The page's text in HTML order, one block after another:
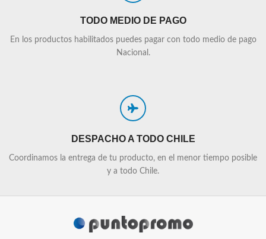
TODO MEDIO DE PAGO
En los productos habilitados puedes pagar con todo medio de pago
Nacional.
DESPACHO A TODO CHILE
Coordinamos la entrega de tu producto, en el menor tiempo posible
y a todo Chile.